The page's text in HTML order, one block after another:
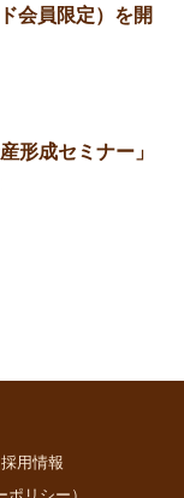
会員限定）を開
形成セミナー」
採用情報